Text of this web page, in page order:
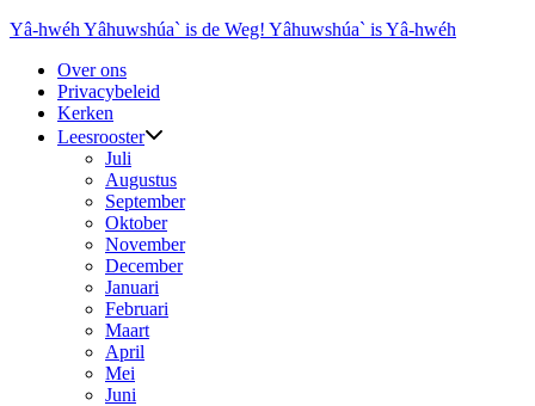
Ga
inhoud
Yâ-hwéh Yâhuwshúa` is de Weg! Yâhuwshúa` is Yâ-hwéh
Over ons
Privacybeleid
Kerken
Leesrooster
Juli
Augustus
September
Oktober
November
December
Januari
Februari
Maart
April
Mei
Juni